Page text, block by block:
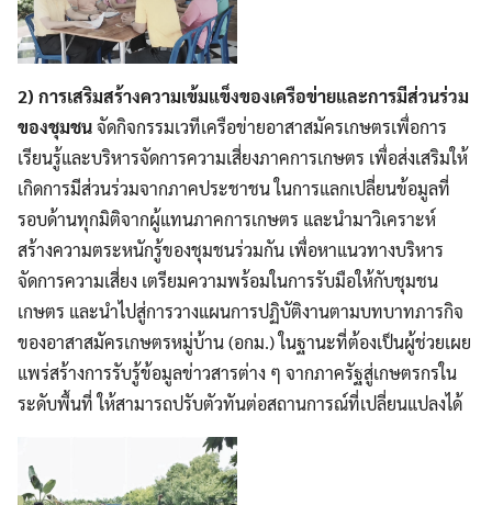
2) การเสริมสร้างความเข้มแข็งของเครือข่ายและการมีส่วนร่วม
ของชุมชนจัดกิจกรรมเวทีเครือข่ายอาสาสมัครเกษตรเพื่อการ
เรียนรู้และบริหารจัดการความเสี่ยงภาคการเกษตร เพื่อส่งเสริมให้
เกิดการมีส่วนร่วมจากภาคประชาชน ในการแลกเปลี่ยนข้อมูลที่
รอบด้านทุกมิติจากผู้แทนภาคการเกษตร และนำมาวิเคราะห์
สร้างความตระหนักรู้ของชุมชนร่วมกัน เพื่อหาแนวทางบริหาร
จัดการความเสี่ยง เตรียมความพร้อมในการรับมือให้กับชุมชน
เกษตร และนำไปสู่การวางแผนการปฏิบัติงานตามบทบาทภารกิจ
ของอาสาสมัครเกษตรหมู่บ้าน (อกม.) ในฐานะที่ต้องเป็นผู้ช่วยเผย
แพร่สร้างการรับรู้ข้อมูลข่าวสารต่าง ๆ จากภาครัฐสู่เกษตรกรใน
ระดับพื้นที่ ให้สามารถปรับตัวทันต่อสถานการณ์ที่เปลี่ยนแปลงได้